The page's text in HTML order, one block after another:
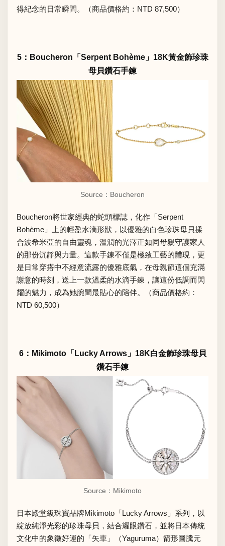
得紀念的日常瞬間。（商品價格約：NTD 87,500）
5：Boucheron「Serpent Bohème」18K黃金飾珍珠
母貝鑽石手鍊
Source： Boucheron
Boucheron將世家經典的蛇頭標誌，化作「Serpent
Bohème」上的輕盈水滴形狀，以優雅的白色珍珠母貝揉
合波希米亞的自由靈魂，溫潤的光澤正如同母親守護家人
的那份沉靜與力量。這款手鍊不僅是極致工藝的體現，更
是日常穿搭中不經意流露的優雅底氣，在母親節這個充滿
謝意的時刻，送上一款溫柔的水滴手鍊，讓這份低調而閃
耀的魅力，成為她腕間最貼心的陪伴。（商品價格約：
NTD 60,500）
6：Mikimoto「Lucky Arrows」18K白金飾珍珠母貝
鑽石手鍊
Source： Mikimoto
日本殿堂級珠寶品牌Mikimoto「Lucky Arrows」系列，以
綻放純淨光彩的珍珠母貝，結合耀眼鑽石，並將日本傳統
文化中的象徵好運的「矢車」（Yaguruma）箭形圖騰元